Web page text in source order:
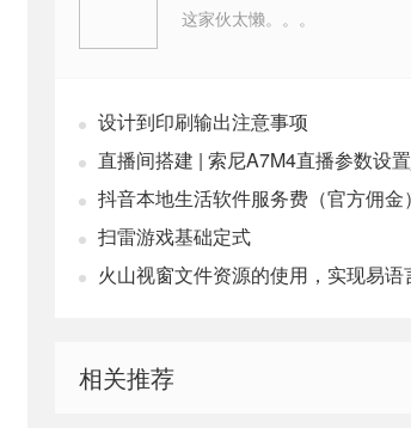
这家伙太懒。。。
设计到印刷输出注意事项
直播间搭建 | 索尼A7M4直播参数设
晰高画质
抖音本地生活软件服务费（官方佣金
取政策20240701
扫雷游戏基础定式
火山视窗文件资源的使用，实现易语
相关推荐